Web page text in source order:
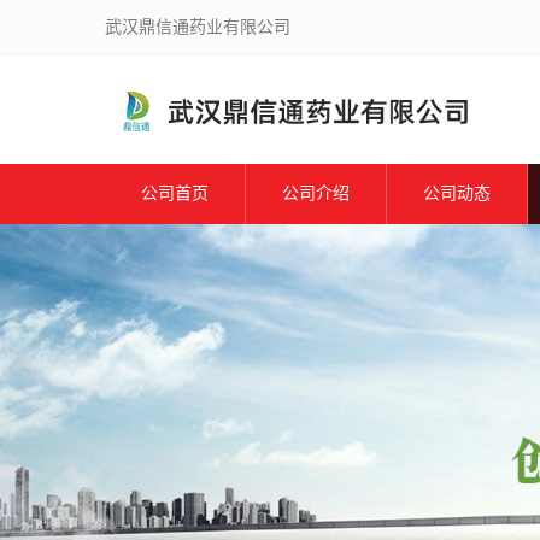
武汉鼎信通药业有限公司
公司首页 公司介绍 公司动态